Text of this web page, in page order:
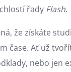
řady Flash.
že získáte
čase. Ať už
nebo jen